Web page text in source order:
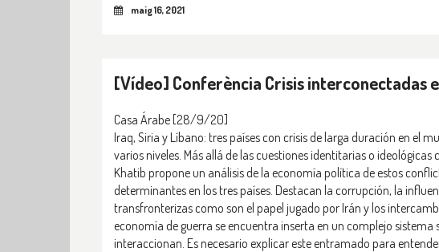
maig 16, 2021
[Vídeo] Conferència Crisis interconectadas
Casa Árabe [28/9/20]
Iraq, Siria y Líbano: tres países con crisis de larga duración en el
varios niveles. Más allá de las cuestiones identitarias o
Khatib propone un análisis de la economía política de estos
determinantes en los tres países. Destacan la corrupción, la
transfronterizas como son el papel jugado por Irán y los
economía de guerra se encuentra inserta en un complejo
interaccionan. Es necesario explicar este entramado para